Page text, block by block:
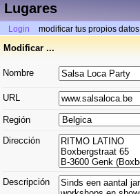
Lugares
Login modificar tus propios datos
Modificar ...
Nombre
URL
Región
Dirección
Descripción